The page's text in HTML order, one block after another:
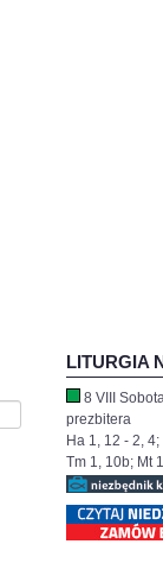
LITURGIA
8 VIII
prezbitera
Ha 1, 12 - 2,
Tm 1, 10b; Mt